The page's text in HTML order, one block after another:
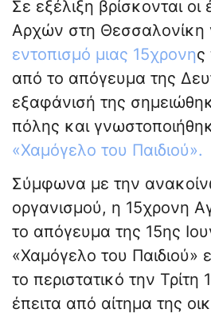
Σε εξέλιξη βρίσκονται
Αρχών στη Θεσσαλονίκη
εντοπισμό μιας 15χρονης
από το απόγευμα της
εξαφάνισή της
πόλης και
«Χαμόγελο του Παιδιού».
Σύμφωνα με την
οργανισμού, η 15χρονη
το απόγευμα της 15ης
«Χαμόγελο του Παιδιού»
το περιστατικό την Τρίτη
έπειτα από αίτημα της